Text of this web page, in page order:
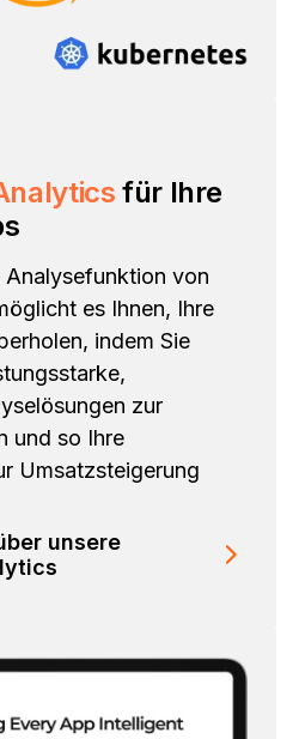
für Ihre
von
es Ihnen, Ihre
indem Sie
zur
und so Ihre
Umsatzsteigerung
unsere